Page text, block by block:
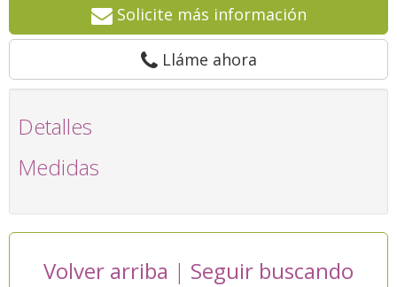
Solicite más información
Lláme ahora
Detalles
Medidas
Volver arriba | Seguir buscando